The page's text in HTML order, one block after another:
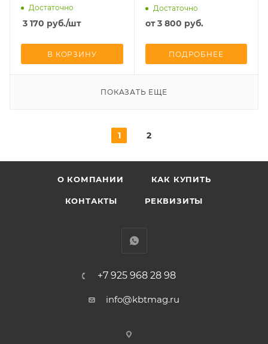
Достаточно
3 170 руб./шт
В КОРЗИНУ
Достаточно
от3 800 руб.
ПОДРОБНЕЕ
ПОКАЗАТЬ ЕЩЕ
1 2
О КОМПАНИИ КАК КУПИТЬ
КОНТАКТЫ РЕКВИЗИТЫ
+7 925 968 28 98
info@kbtmag.ru